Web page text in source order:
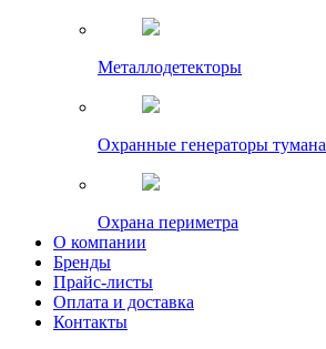
Металлодетекторы
Охранные генераторы тумана
Охрана периметра
О компании
Бренды
Прайс-листы
Оплата и доставка
Контакты